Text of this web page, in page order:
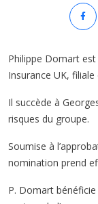
Philippe Domart
Insurance UK,
Il succède à
risques du groupe.
Soumise à
nomination prend
P. Domart bénéficie